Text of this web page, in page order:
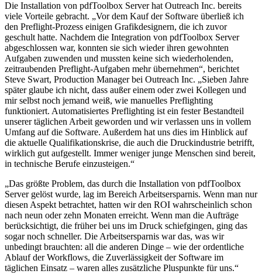
Die Installation von pdfToolbox Server hat Outreach Inc. bereits
viele Vorteile gebracht. „Vor dem Kauf der Software überließ ich
den Preflight-Prozess einigen Grafikdesignern, die ich zuvor
geschult hatte. Nachdem die Integration von pdfToolbox Server
abgeschlossen war, konnten sie sich wieder ihren gewohnten
Aufgaben zuwenden und mussten keine sich wiederholenden,
zeitraubenden Preflight-Aufgaben mehr übernehmen“, berichtet
Steve Swart, Production Manager bei Outreach Inc. „Sieben Jahre
später glaube ich nicht, dass außer einem oder zwei Kollegen und
mir selbst noch jemand weiß, wie manuelles Preflighting
funktioniert. Automatisiertes Preflighting ist ein fester Bestandteil
unserer täglichen Arbeit geworden und wir verlassen uns in vollem
Umfang auf die Software. Außerdem hat uns dies im Hinblick auf
die aktuelle Qualifikationskrise, die auch die Druckindustrie betrifft,
wirklich gut aufgestellt. Immer weniger junge Menschen sind bereit,
in technische Berufe einzusteigen.“
„Das größte Problem, das durch die Installation von pdfToolbox
Server gelöst wurde, lag im Bereich Arbeitsersparnis. Wenn man nur
diesen Aspekt betrachtet, hatten wir den ROI wahrscheinlich schon
nach neun oder zehn Monaten erreicht. Wenn man die Aufträge
berücksichtigt, die früher bei uns im Druck schiefgingen, ging das
sogar noch schneller. Die Arbeitsersparnis war das, was wir
unbedingt brauchten: all die anderen Dinge – wie der ordentliche
Ablauf der Workflows, die Zuverlässigkeit der Software im
täglichen Einsatz – waren alles zusätzliche Pluspunkte für uns.“